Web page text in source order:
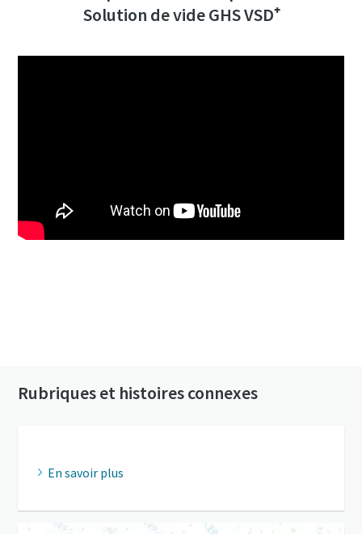
Solution de vide GHS VSD⁺
Rubriques et histoires connexes
En savoir plus